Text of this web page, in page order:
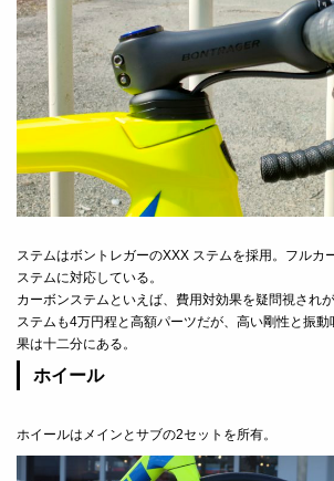
ステムはボントレガーのXXX ステムを採用。フル
ステムに対応している。
カーボンステムといえば、費用対効果を疑問視され
ステムも4万円程と高額パーツだが、高い剛性と振
果は十二分にある。
ホイール
ホイールはメインとサブの2セットを所有。